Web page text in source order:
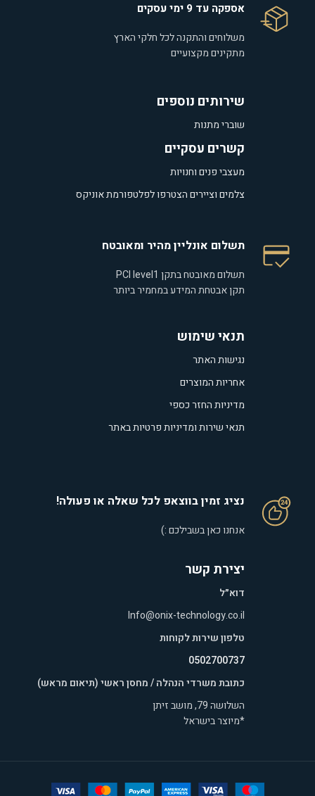
אספקה עד 9 ימי עסקים
משלוחים והתקנה לכל חלקי הארץ
מתקינים מקצועיים
שירותים נוספים
שוברי מתנות
קשרים עסקיים
מעצבי פנים וחנויות
צלמים וציירים הצטרפו לפלטפורמת אוניקס
תשלום אונליין מהיר ומאובטח
תשלום מאובטח בתקן PCI level1
תקן אבטחת המידע במחמיר ביותר
תנאי שימוש
נגישות האתר
אחריות המוצרים
מדיניות החזר כספי
תנאי שירות ומדיניות פרטיות באתר
נציג זמין בווצאפ לכל שאלה או פעולה!
אנחנו כאן בשבילכם :)
יצירת קשר
דוא״ל
Info@onix-technology.co.il
טלפון שירות לקוחות
0502700737
כתובת משרדי הנהלה / מחסן ראשי (תיאום מראש)
השלושה 79, מושב זיתן
*מיוצר בישראל